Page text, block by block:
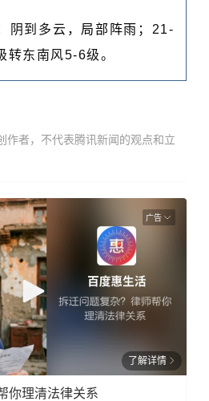
阴到多云， 局部阵雨 ；21-
东南风5-6级。
作者，不代表腾讯新闻的观点和立
广告
了解详情
你理清法律关系